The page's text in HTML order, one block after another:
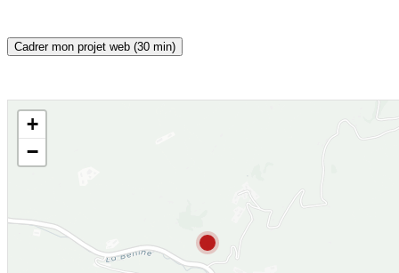
Cadrer mon projet web (30 min)
CARTE INTERACTIVE
+
−